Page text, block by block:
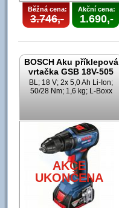
Běžná cena:
3.746,-
Akční cena:
1.690,-
BOSCH Aku příklepová
vrtačka GSB 18V-505
BL; 18 V; 2x 5,0 Ah Li-Ion;
50/28 Nm; 1,6 kg; L-Boxx
AKCE
UKONČENA